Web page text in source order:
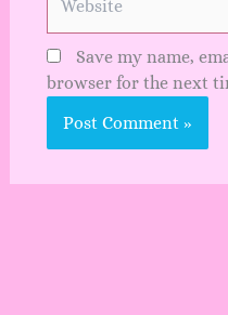
Save my name,
browser for the next